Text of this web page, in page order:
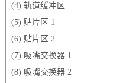
(4) 轨道缓冲区
(5) 贴片区 1
(6) 贴片区 2
(7) 吸嘴交换器 1
(8) 吸嘴交换器 2